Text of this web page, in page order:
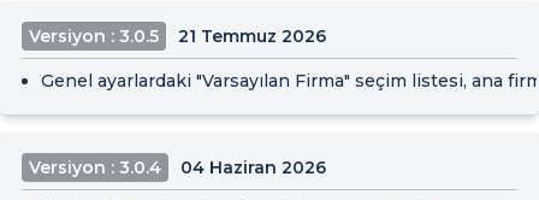
Versiyon : 3.0.5 21 Temmuz 2026
Genel ayarlardaki "Varsayılan Firma" seçim listesi, ana
Versiyon : 3.0.4 04 Haziran 2026